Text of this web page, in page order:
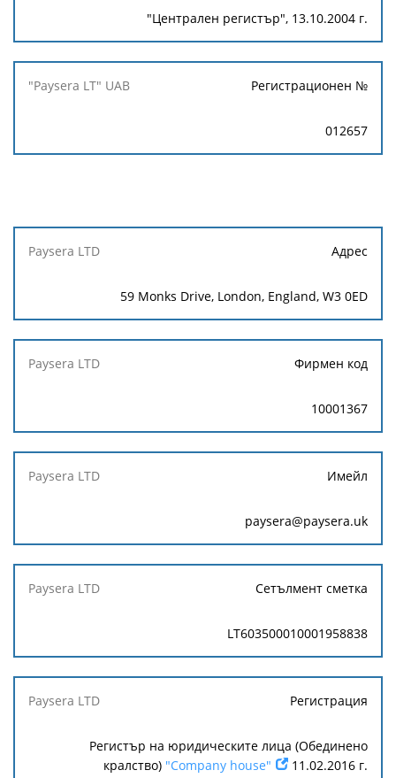
"Централен регистър", 13.10.2004 г.
Регистрационен №
012657
Paysera
Адрес
59 Monks Drive, London, England, W3 0ED
Фирмен код
10001367
Имейл
paysera@paysera.uk
Сетълмент сметка
LT603500010001958838
Регистрация
Регистър на юридическите лица (Обединено
кралство) "Company house" 11.02.2016 г.